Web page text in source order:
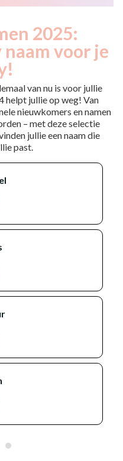
2025:
voor je
van nu is voor jullie
helpt jullie op weg! Van
nieuwkomers en namen
– met deze selectie
jullie een naam die
past.